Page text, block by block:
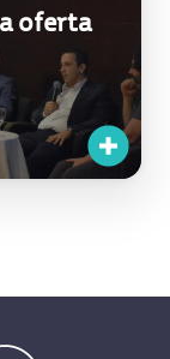
oferta